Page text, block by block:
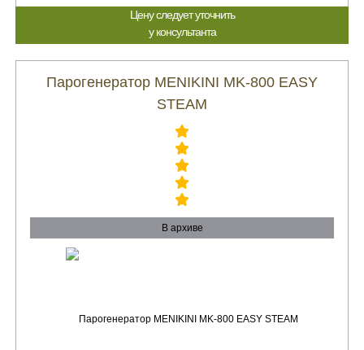
Цену следует уточнить
у консультанта
Парогенератор MENIKINI MK-800 EASY
STEAM
В архиве